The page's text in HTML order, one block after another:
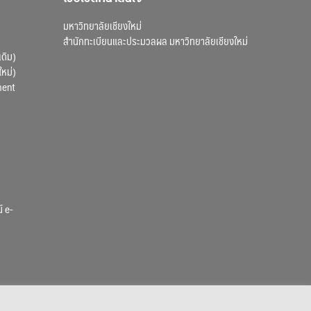
ม)
ม่)
e-
มหาวิทยาลัยเชียงใหม่
สำนักทะเบียนและประมวลผล มหาวิทยาลัยเชียงใหม่